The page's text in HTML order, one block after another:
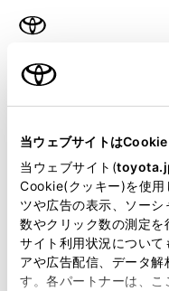
当ウェブサイトは
当ウェブサイト(
Cookie(クッキー)を使用
ツや広告の表示、ソー
数やクリック数の測定
サイト利用状況について
アや広告配信、データ
す。各パートナーは、
ラインアップ
見積りシミ
見積りシミュ
正常に取得で
詳しくは販売
い。